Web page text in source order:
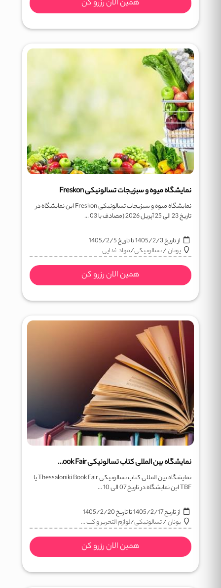
همین الان رزرو کن
نمایشگاه میوه و سبزیجات تسالونیکی Freskon
نمایشگاه میوه و سبزیجات تسالونیکی Freskon این نمایشگاه در
تاریخ 23 الی 25 آپریل 2026 (مصادف با 03 ...
از تاریخ1405/2/3تا تاریخ1405/2/5
یونان/تسالونیکی/مواد غذایی
همین الان رزرو کن
نمایشگاه بین المللی کتاب تسالونیکی Thessaloniki Book Fair
نمایشگاه بین المللی کتاب تسالونیکی Thessaloniki Book Fair یا
TBF این نمایشگاه در تاریخ 07 الی 10 ...
از تاریخ1405/2/17تا تاریخ1405/2/20
یونان/تسالونیکی/لوازم التحریر و کت ...
همین الان رزرو کن